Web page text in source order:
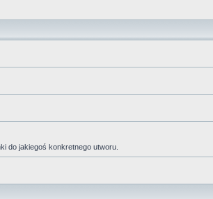
do jakiegoś konkretnego utworu.